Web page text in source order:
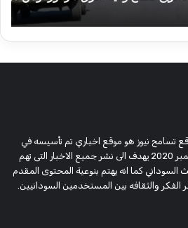
تسامح نيوز هو موقع اخباري تم تأسيسه في
نوفمبر 2020 يهدف الى نشر جميع الاخبار التى تهم
السوداني كما انه يهتم بنوعية المحتوى المقدم
الفكر والثقافه بين المستخدمين السودانيين.